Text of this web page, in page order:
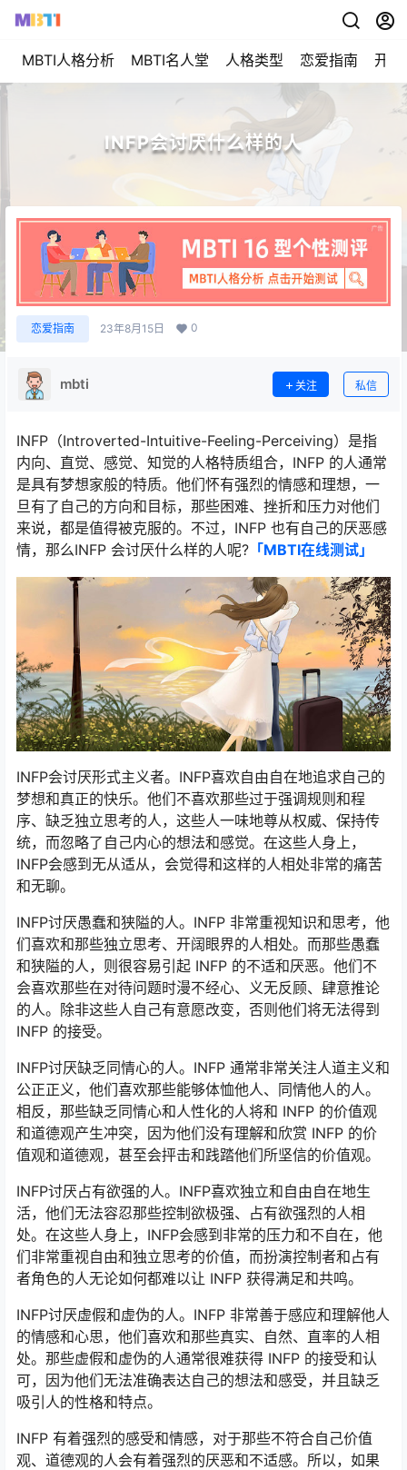
MBTI人格分析 MBTI名人堂 人格类型 恋爱指南 开始
INFP会讨厌什么样的人
恋爱指南 23年8月15日 0
mbti 关注 私信
INFP（Introverted-Intuitive-Feeling-Perceiving）是指
内向、直觉、感觉、知觉的人格特质组合，INFP 的人通常
是具有梦想家般的特质。他们怀有强烈的情感和理想，一
旦有了自己的方向和目标，那些困难、挫折和压力对他们
来说，都是值得被克服的。不过，INFP 也有自己的厌恶感
情，那么INFP 会讨厌什么样的人呢? 「MBTI在线测试​」
INFP会讨厌形式主义者。INFP喜欢自由自在地追求自己的
梦想和真正的快乐。他们不喜欢那些过于强调规则和程
序、缺乏独立思考的人，这些人一味地尊从权威、保持传
统，而忽略了自己内心的想法和感觉。在这些人身上，
INFP会感到无从适从，会觉得和这样的人相处非常的痛苦
和无聊。
INFP讨厌愚蠢和狭隘的人。INFP 非常重视知识和思考，他
们喜欢和那些独立思考、开阔眼界的人相处。而那些愚蠢
和狭隘的人，则很容易引起 INFP 的不适和厌恶。他们不
会喜欢那些在对待问题时漫不经心、义无反顾、肆意推论
的人。除非这些人自己有意愿改变，否则他们将无法得到
INFP 的接受。
INFP讨厌缺乏同情心的人。INFP 通常非常关注人道主义和
公正正义，他们喜欢那些能够体恤他人、同情他人的人。
相反，那些缺乏同情心和人性化的人将和 INFP 的价值观
和道德观产生冲突，因为他们没有理解和欣赏 INFP 的价
值观和道德观，甚至会抨击和践踏他们所坚信的价值观。
INFP讨厌占有欲强的人。INFP喜欢独立和自由自在地生
活，他们无法容忍那些控制欲极强、占有欲强烈的人相
处。在这些人身上，INFP会感到非常的压力和不自在，他
们非常重视自由和独立思考的价值，而扮演控制者和占有
者角色的人无论如何都难以让 INFP 获得满足和共鸣。
INFP讨厌虚假和虚伪的人。INFP 非常善于感应和理解他人
的情感和心思，他们喜欢和那些真实、自然、直率的人相
处。那些虚假和虚伪的人通常很难获得 INFP 的接受和认
可，因为他们无法准确表达自己的想法和感受，并且缺乏
吸引人的性格和特点。
INFP 有着强烈的感受和情感，对于那些不符合自己价值
观、道德观的人会有着强烈的厌恶和不适感。所以，如果